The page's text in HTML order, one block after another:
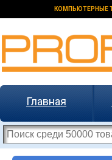
КОМПЬЮТЕРНЫЕ
Главная